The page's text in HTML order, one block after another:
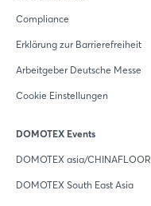
Compliance
Erklärung zur Barrierefreiheit
Arbeitgeber Deutsche Messe
Cookie Einstellungen
DOMOTEX Events
DOMOTEX asia/CHINAFLOOR
DOMOTEX South East Asia